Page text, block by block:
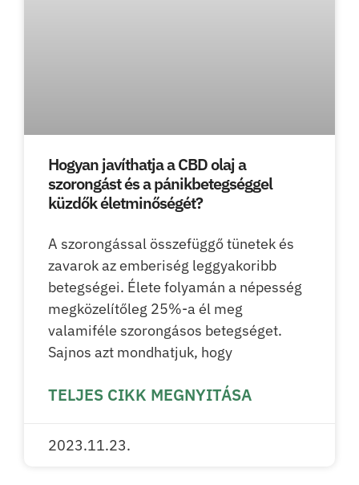
Hogyan javíthatja a CBD olaj a
szorongást és a pánikbetegséggel
küzdők életminőségét?
A szorongással összefüggő tünetek és
zavarok az emberiség leggyakoribb
betegségei. Élete folyamán a népesség
megközelítőleg 25%-a él meg
valamiféle szorongásos betegséget.
Sajnos azt mondhatjuk, hogy
TELJES CIKK MEGNYITÁSA
2023.11.23.